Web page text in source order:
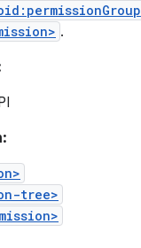
.
tree>